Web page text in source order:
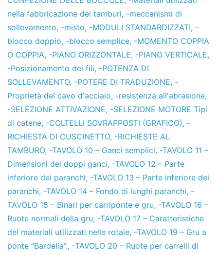
nella fabbricazione dei tamburi, -meccanismi di
sollevamento, -misto, -MODULI STANDARDIZZATI, -
blocco doppio, -blocco semplice, -MOMENTO COPPIA
O COPPIA, -PIANO ORIZZONTALE, -PIANO VERTICALE,
-Posizionamento dei fili, -POTENZA DI
SOLLEVAMENTO, -POTERE DI TRADUZIONE, -
Proprietà del cavo d'acciaio, -resistenza all'abrasione,
-SELEZIONE ATTIVAZIONE, -SELEZIONE MOTORE Tipi
di catene, -COLTELLI SOVRAPPOSTI (GRAFICO), -
RICHIESTA DI CUSCINETTO, -RICHIESTE AL
TAMBURO, -TAVOLO 10 – Ganci semplici, -TAVOLO 11 –
Dimensioni dei doppi ganci, -TAVOLO 12 – Parte
inferiore dei paranchi, -TAVOLO 13 – Parte inferiore dei
paranchi, -TAVOLO 14 – Fondo di lunghi paranchi, -
TAVOLO 15 – Binari per carriponte e gru, -TAVOLO 16 –
Ruote normali della gru, -TAVOLO 17 – Caratteristiche
dei materiali utilizzati nelle rotaie, -TAVOLO 19 – Gru a
ponte “Bardella”., -TAVOLO 20 – Ruote per carrelli di